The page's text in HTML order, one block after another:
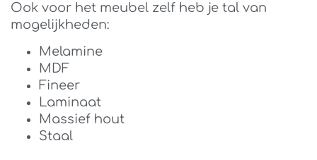
Ook voor het meubel zelf heb je tal van
mogelijkheden:
Melamine
MDF
Fineer
Laminaat
Massief hout
Staal